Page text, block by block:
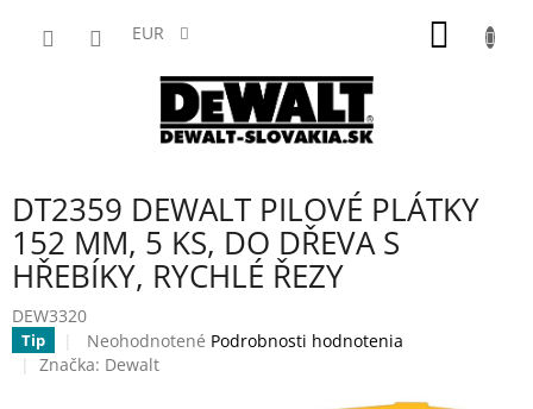
EUR
DT2359 DEWALT PILOVÉ PLÁTKY
152 MM, 5 KS, DO DŘEVA S
HŘEBÍKY, RYCHLÉ ŘEZY
DEW3320
Tip
Priemerné
hodnotenie
Neohodnotené Podrobnosti hodnotenia
Značka: Dewalt